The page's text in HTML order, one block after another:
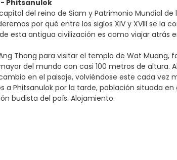
- Phitsanulok
del reino de Siam y Patrimonio Mundial de
por qué entre los siglos XIV y XVIII se la
esta antigua civilización es como viajar atrás
Thong para visitar el templo de Wat Muang,
del mundo con casi 100 metros de altura.
en el paisaje, volviéndose este cada vez
a Phitsanulok por la tarde, población situada
budista del país. Alojamiento.